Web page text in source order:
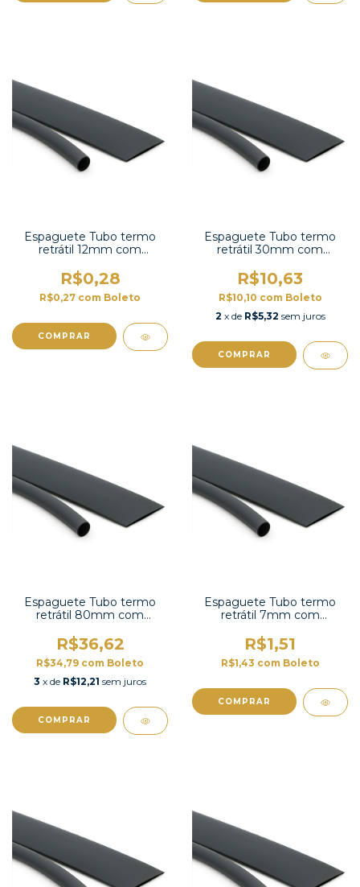
Espaguete Tubo termo
retrátil 12mm com
R$0,28
R$0,27 com Boleto
COMPRAR
Espaguete Tubo termo
retrátil 30mm com
UL
R$10,63
R$10,10 com Boleto
2 x de R$5,32 sem juros
COMPRAR
Espaguete Tubo termo
retrátil 80mm com
R$36,62
R$34,79 com Boleto
3 x de R$12,21 sem juros
COMPRAR
Espaguete Tubo termo
retrátil 7mm com
UL
R$1,51
R$1,43 com Boleto
COMPRAR